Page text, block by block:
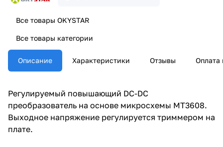
Все товары OKYSTAR
Все товары категории
Описание Характеристики Отзывы Оплата
Регулируемый повышающий DC-DC
преобразователь на основе микросхемы MT3608.
Выходное напряжение регулируется триммером на
плате.